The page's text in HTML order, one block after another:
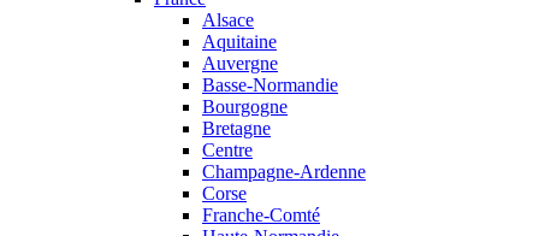
Alsace
Aquitaine
Auvergne
Basse-Normandie
Bourgogne
Bretagne
Centre
Champagne-Ardenne
Corse
Franche-Comté